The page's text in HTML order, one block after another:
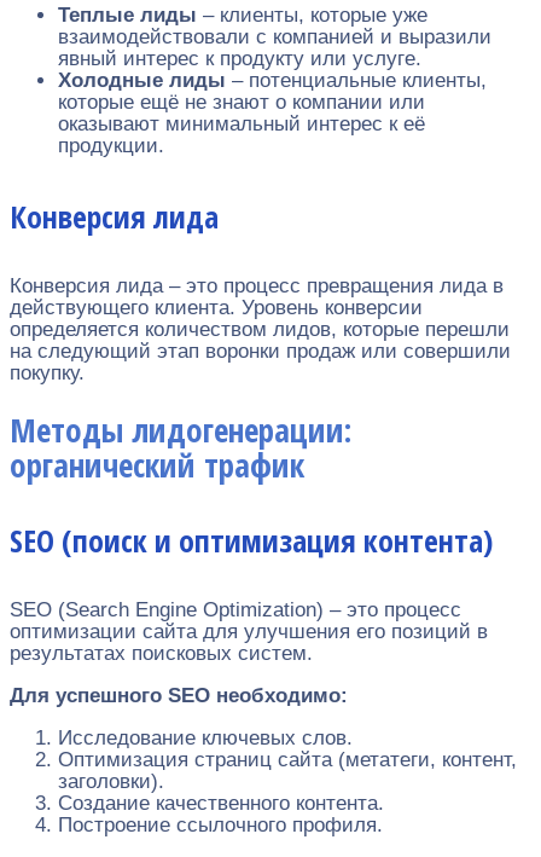
Теплые лиды – клиенты, которые уже
взаимодействовали с компанией и выразили
явный интерес к продукту или услуге.
Холодные лиды – потенциальные клиенты,
которые ещё не знают о компании или
оказывают минимальный интерес к её
продукции.
Конверсия лида
Конверсия лида – это процесс превращения лида в
действующего клиента. Уровень конверсии
определяется количеством лидов, которые перешли
на следующий этап воронки продаж или совершили
покупку.
Методы лидогенерации:
органический трафик
SEO (поиск и оптимизация контента)
SEO (Search Engine Optimization) – это процесс
оптимизации сайта для улучшения его позиций в
результатах поисковых систем.
Для успешного SEO необходимо:
Исследование ключевых слов.
Оптимизация страниц сайта (метатеги, контент,
заголовки).
Создание качественного контента.
Построение ссылочного профиля.